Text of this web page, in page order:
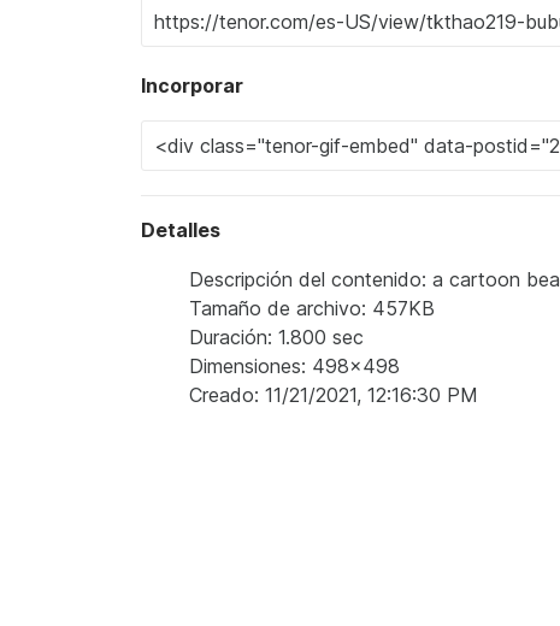
Incorporar
Detalles
Descripción del contenido: a cartoon
Tamaño de archivo: 457KB
Duración: 1.800 sec
Dimensiones: 498x498
Creado: 11/21/2021, 12:16:30 PM